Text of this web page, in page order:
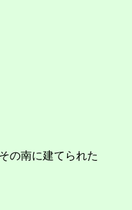
の南に建てられた